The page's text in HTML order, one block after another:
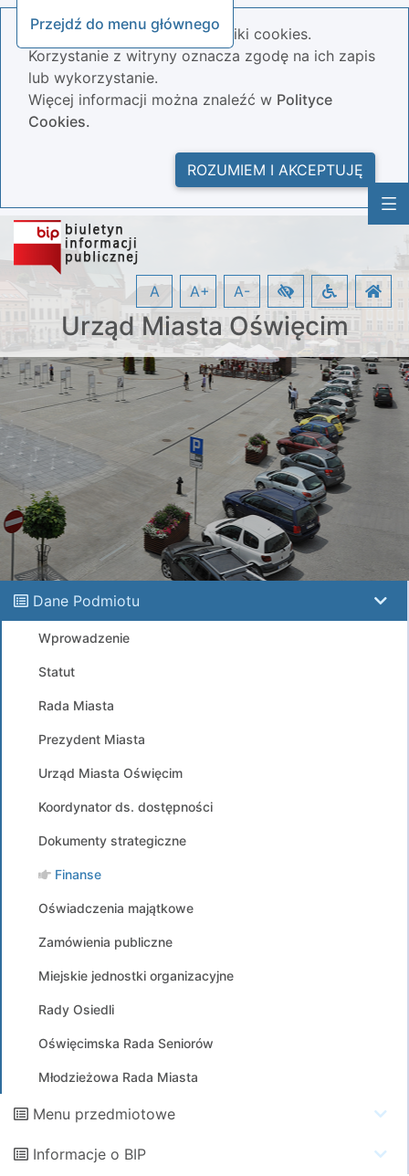
Przejdź do menu głównego
Nasza strona wykorzystuje pliki cookies.
Korzystanie z witryny oznacza zgodę na ich zapis
lub wykorzystanie.
Więcej informacji można znaleźć w Polityce
Cookies.
ROZUMIEM I AKCEPTUJĘ
Urząd Miasta Oświęcim
A A+ A-
Dane Podmiotu
Wprowadzenie
Statut
Rada Miasta
Prezydent Miasta
Urząd Miasta Oświęcim
Koordynator ds. dostępności
Dokumenty strategiczne
Finanse
Oświadczenia majątkowe
Zamówienia publiczne
Miejskie jednostki organizacyjne
Rady Osiedli
Oświęcimska Rada Seniorów
Młodzieżowa Rada Miasta
Menu przedmiotowe
Informacje o BIP